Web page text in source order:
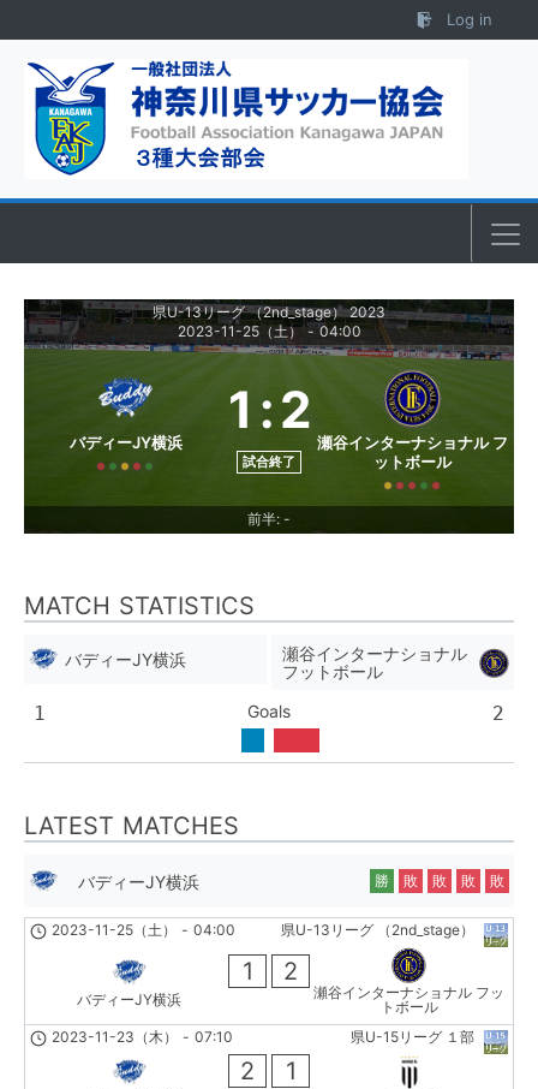
Log in
県U-13リーグ （2nd_stage） 2023
2023-11-25（土） - 04:00
バディーJY横浜
1 :2
試合終了
瀬谷インターナショナル フ
ットボール
前半: -
MATCH STATISTICS
バディーJY横浜
瀬谷インターナショナル
フットボール
1 Goals 2
LATEST MATCHES
バディーJY横浜 勝 敗 敗 敗 敗
県U-13リーグ （2nd_stage）
2023-11-25（土） - 04:00
バディーJY横浜
1 2
瀬谷インターナショナル フッ
トボール
県U-15リーグ １部
2023-11-23（木） - 07:10
2 1